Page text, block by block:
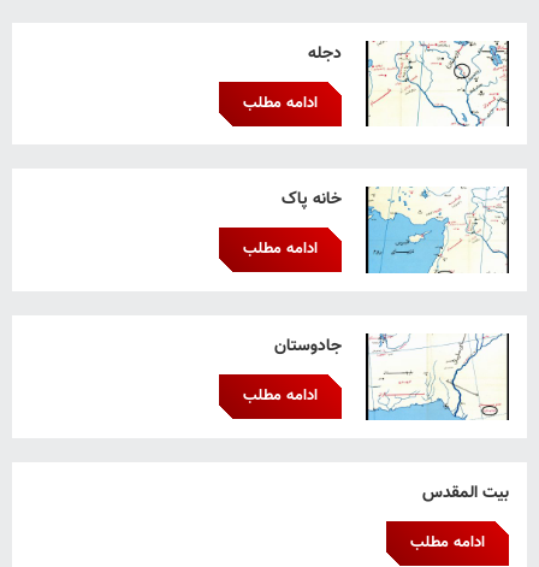
دجله
ادامه مطلب
خانه پاک
ادامه مطلب
جادوستان
ادامه مطلب
بیت المقدس
ادامه مطلب